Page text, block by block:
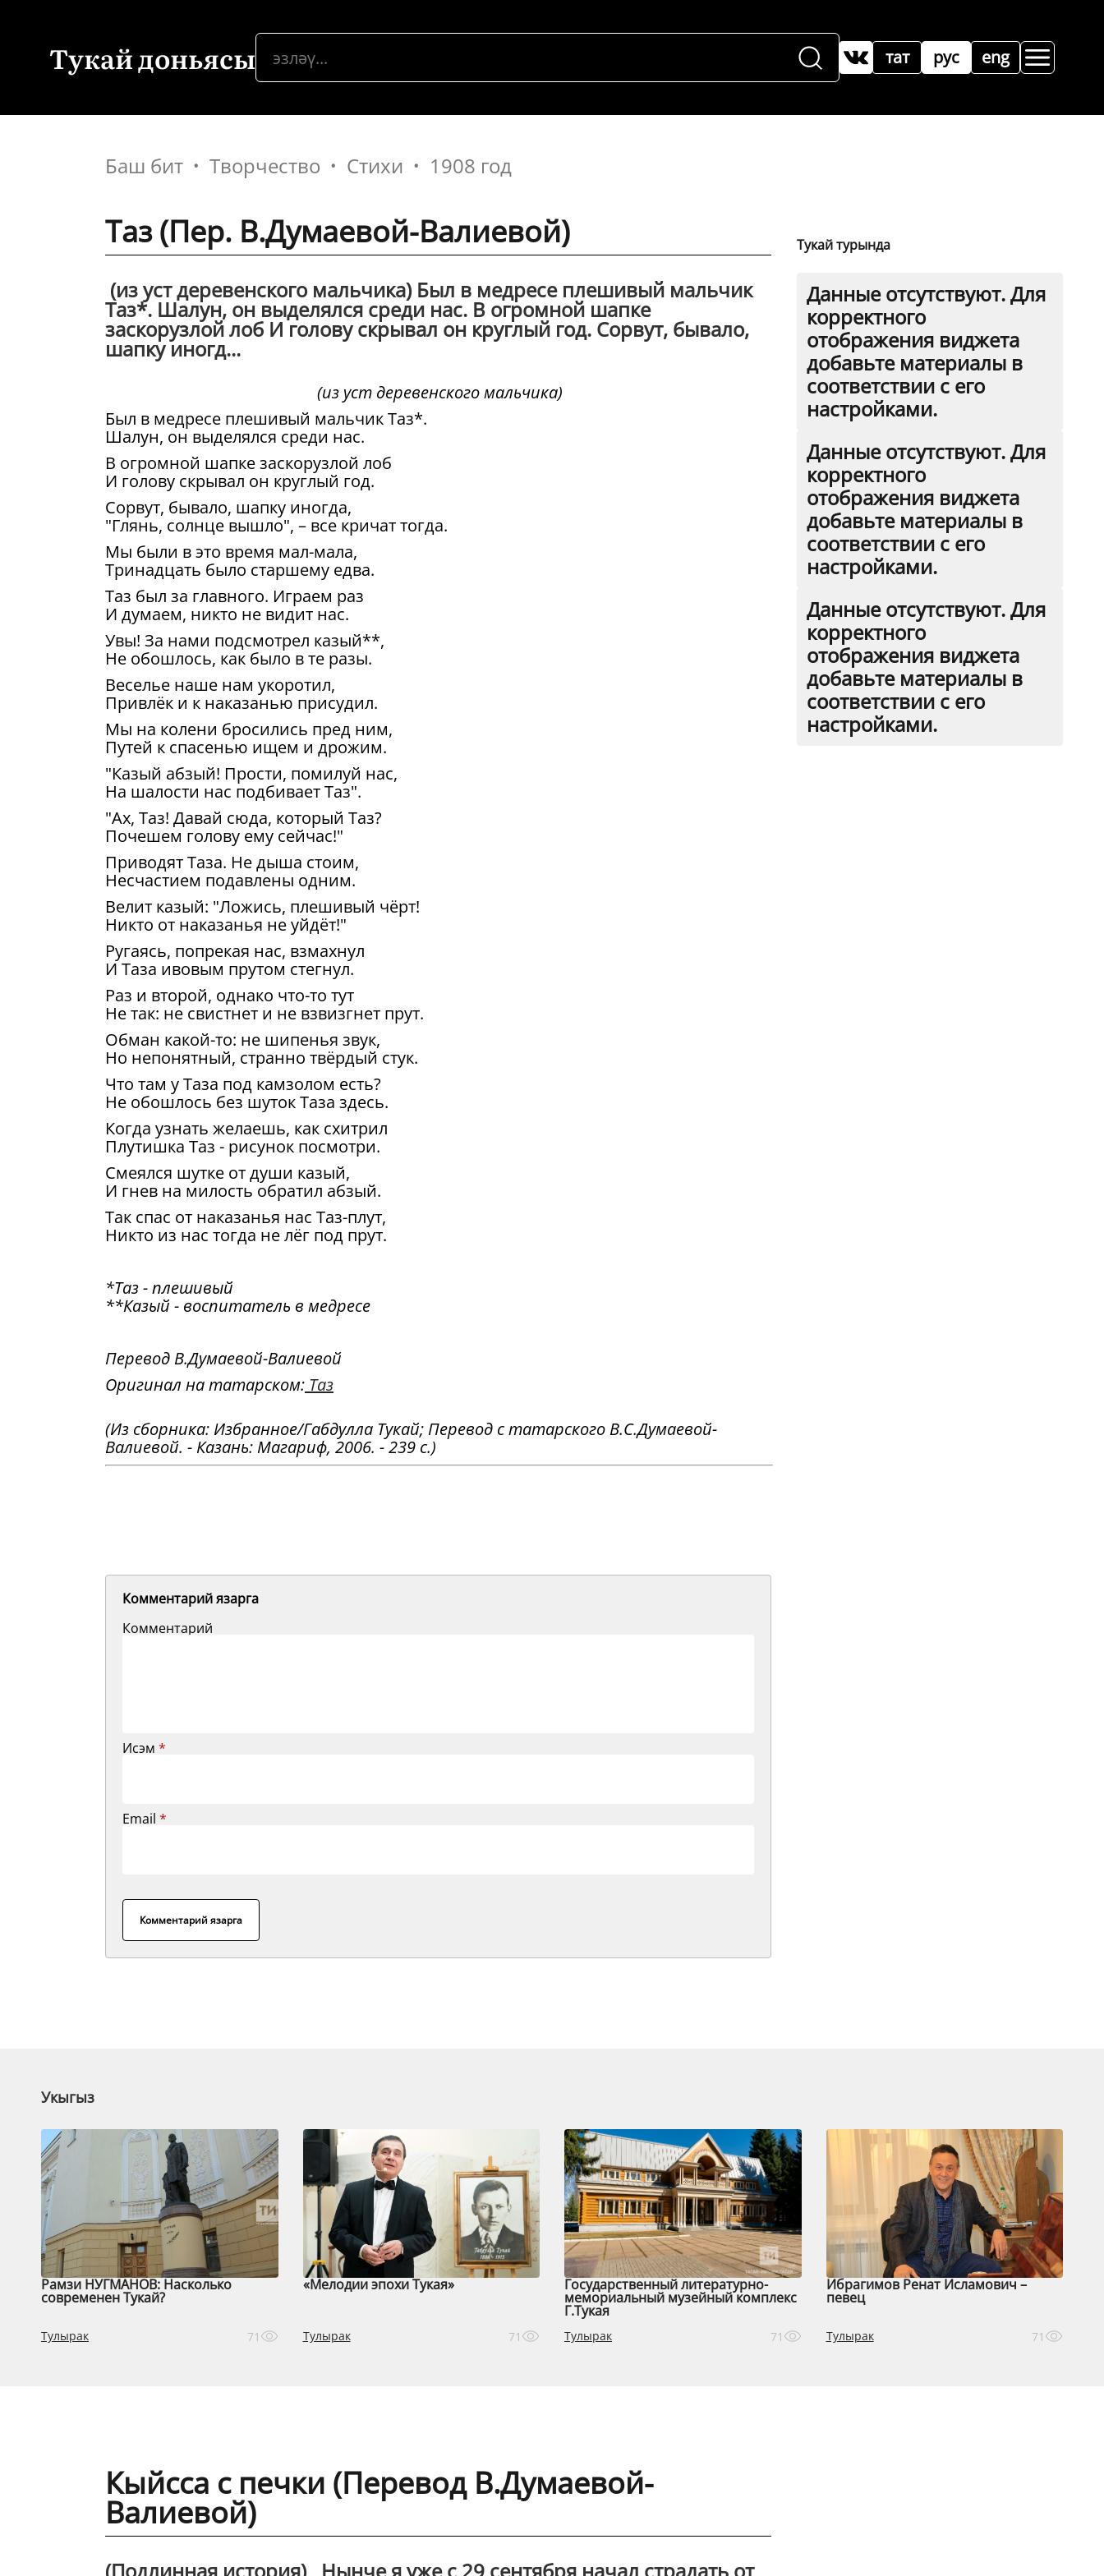
Тукай доньясы рус
тат eng
Баш бит Творчество Стихи 1908 год
Таз (Пер. В.Думаевой-Валиевой)
(из уст деревенского мальчика) Был в медресе плешивый мальчик
Таз*. Шалун, он выделялся среди нас. В огромной шапке
заскорузлой лоб И голову скрывал он круглый год. Сорвут, бывало,
шапку иногд...
(из уст деревенского мальчика)
Был в медресе плешивый мальчик Таз*.
Шалун, он выделялся среди нас.
В огромной шапке заскорузлой лоб
И голову скрывал он круглый год.
Сорвут, бывало, шапку иногда,
"Глянь, солнце вышло", – все кричат тогда.
Мы были в это время мал-мала,
Тринадцать было старшему едва.
Таз был за главного. Играем раз
И думаем, никто не видит нас.
Увы! За нами подсмотрел казый**,
Не обошлось, как было в те разы.
Веселье наше нам укоротил,
Привлёк и к наказанью присудил.
Мы на колени бросились пред ним,
Путей к спасенью ищем и дрожим.
"Казый абзый! Прости, помилуй нас,
На шалости нас подбивает Таз".
"Ах, Таз! Давай сюда, который Таз?
Почешем голову ему сейчас!"
Приводят Таза. Не дыша стоим,
Несчастием подавлены одним.
Велит казый: "Ложись, плешивый чёрт!
Никто от наказанья не уйдёт!"
Ругаясь, попрекая нас, взмахнул
И Таза ивовым прутом стегнул.
Раз и второй, однако что-то тут
Не так: не свистнет и не взвизгнет прут.
Обман какой-то: не шипенья звук,
Но непонятный, странно твёрдый стук.
Что там у Таза под камзолом есть?
Не обошлось без шуток Таза здесь.
Когда узнать желаешь, как схитрил
Плутишка Таз - рисунок посмотри.
Смеялся шутке от души казый,
И гнев на милость обратил абзый.
Так спас от наказанья нас Таз-плут,
Никто из нас тогда не лёг под прут.
*Таз - плешивый
**Казый - воспитатель в медресе
Перевод В.Думаевой-Валиевой
Оригинал на татарском: Таз
(Из сборника: Избранное/Габдулла Тукай; Перевод с татарского В.С.Думаевой-
Валиевой. - Казань: Магариф, 2006. - 239 с.)
Комментарий язарга
Комментарий
Исэм *
Email *
Комментарий язарга
Тукай турында
Данные отсутствуют. Для
корректного
отображения виджета
добавьте материалы в
соответствии с его
настройками.
Данные отсутствуют. Для
корректного
отображения виджета
добавьте материалы в
соответствии с его
настройками.
Данные отсутствуют. Для
корректного
отображения виджета
добавьте материалы в
соответствии с его
настройками.
Укыгыз
Рамзи НУГМАНОВ: Насколько
современен Тукай?
Тулырак 71
«Мелодии эпохи Тукая»
Тулырак 71
Государственный литературно-
мемориальный музейный комплекс
Г.Тукая
Тулырак 71
Ибрагимов Ренат Исламович –
певец
Тулырак 71
Кыйсса с печки (Перевод В.Думаевой-
Валиевой)